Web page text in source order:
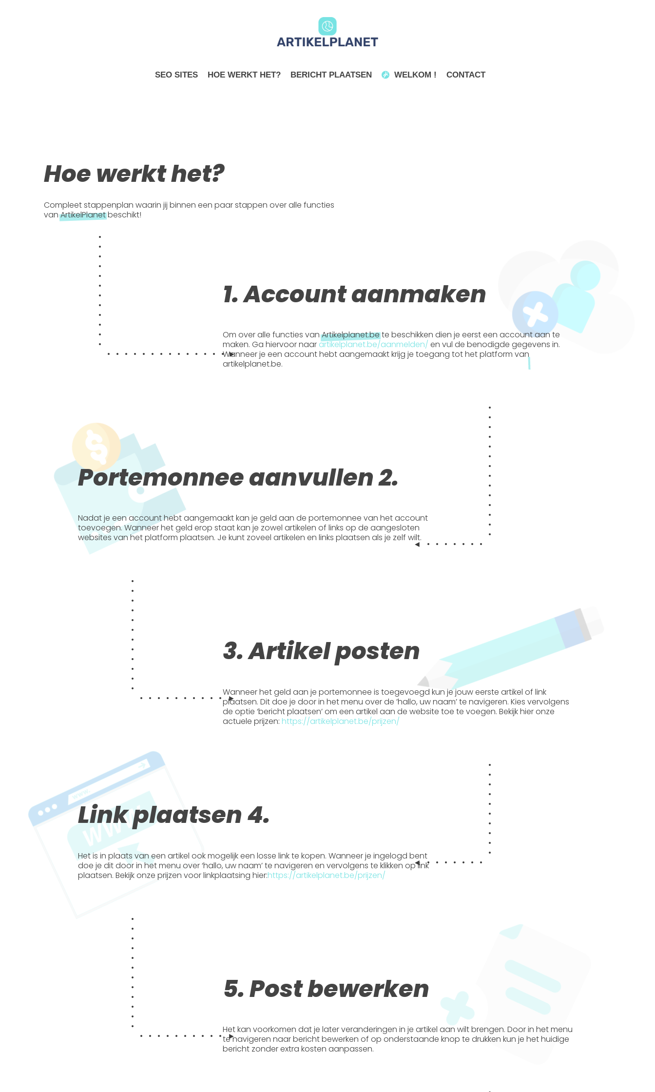
SEO SITES HOE WERKT HET? BERICHT PLAATSEN WELKOM ! CONTACT
Hoe werkt het?
Compleet stappenplan waarin jij binnen een paar stappen over alle functies
vanArtikelPlanetbeschikt!
•
•
•
•
•
•
•
•
•
•
•
•
• • • • • • • • • • • • • • ►
1. Account aanmaken
Om over alle functies vanArtikelplanet.bete beschikken dien je eerst een account aan te
maken. Ga hiervoor naar artikelplanet.be/aanmelden/ en vul de benodigde gegevens in.
Wanneer je een account hebt aangemaakt krijg je toegang tot het platform van
artikelplanet.be.
•
•
•
•
•
•
•
•
•
•
•
•
•
•
◄ • • • • • • •
Portemonnee aanvullen 2.
Nadat je een account hebt aangemaakt kan je geld aan de portemonnee van het account
toevoegen. Wanneer het geld erop staat kan je zowel artikelen of links op de aangesloten
websites van het platform plaatsen. Je kunt zoveel artikelen en links plaatsen als je zelf wilt.
•
•
•
•
•
•
•
•
•
•
•
•
• • • • • • • • • • ►
3. Artikel posten
Wanneer het geld aan je portemonnee is toegevoegd kun je jouw eerste artikel of link
plaatsen. Dit doe je door in het menu over de ’hallo, uw naam’ te navigeren. Kies vervolgens
de optie ‘bericht plaatsen’ om een artikel aan de website toe te voegen. Bekijk hier onze
actuele prijzen: https://artikelplanet.be/prijzen/
•
•
•
•
•
•
•
•
•
•
◄ • • • • • • •
Link plaatsen 4.
Het is in plaats van een artikel ook mogelijk een losse link te kopen. Wanneer je ingelogd bent
doe je dit door in het menu over ‘hallo, uw naam’ te navigeren en vervolgens te klikken op link
plaatsen. Bekijk onze prijzen voor linkplaatsing hier:https://artikelplanet.be/prijzen/
•
•
•
•
•
•
•
•
•
•
•
•
• • • • • • • • • • ►
5. Post bewerken
Het kan voorkomen dat je later veranderingen in je artikel aan wilt brengen. Door in het menu
te navigeren naar bericht bewerken of op onderstaande knop te drukken kun je het huidige
bericht zonder extra kosten aanpassen.